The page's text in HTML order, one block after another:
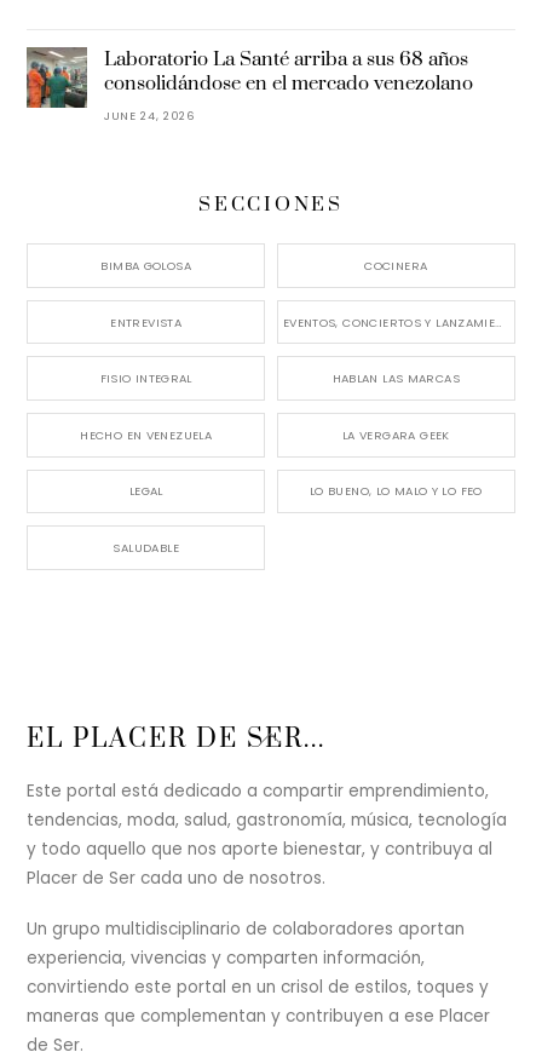
Laboratorio La Santé arriba a sus 68 años
consolidándose en el mercado venezolano
JUNE 24, 2026
SECCIONES
BIMBA GOLOSA COCINERA
ENTREVISTA
FISIO INTEGRAL HABLAN LAS MARCAS
HECHO EN VENEZUELA LA VERGARA GEEK
LEGAL LO BUENO, LO MALO Y LO FEO
SALUDABLE
Back
Top
EL PLACER DE SER...
Este portal está dedicado a compartir emprendimiento,
tendencias, moda, salud, gastronomía, música, tecnología
y todo aquello que nos aporte bienestar, y contribuya al
Placer de Ser cada uno de nosotros.
Un grupo multidisciplinario de colaboradores aportan
experiencia, vivencias y comparten información,
convirtiendo este portal en un crisol de estilos, toques y
maneras que complementan y contribuyen a ese Placer
de Ser.